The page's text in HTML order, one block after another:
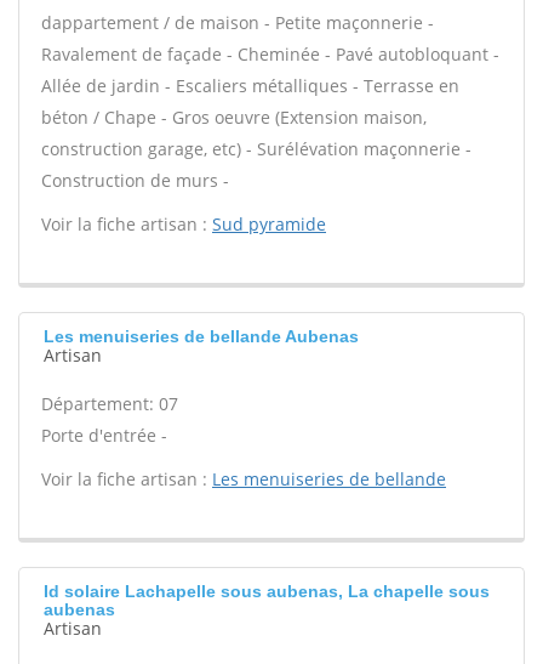
dappartement / de maison - Petite maçonnerie -
Ravalement de façade - Cheminée - Pavé autobloquant -
Allée de jardin - Escaliers métalliques - Terrasse en
béton / Chape - Gros oeuvre (Extension maison,
construction garage, etc) - Surélévation maçonnerie -
Construction de murs -
Voir la fiche artisan : Sud pyramide
Les menuiseries de bellande Aubenas
Artisan
Département: 07
Porte d'entrée -
Voir la fiche artisan : Les menuiseries de bellande
Id solaire Lachapelle sous aubenas, La chapelle sous
aubenas
Artisan